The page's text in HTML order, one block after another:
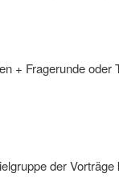
+ Fragerunde oder
der